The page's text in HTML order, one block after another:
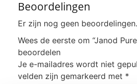
Beoordelingen
Er zijn nog geen beoordelingen.
Wees de eerste om “Janod
beoordelen
Je e-mailadres wordt niet
velden zijn gemarkeerd met *